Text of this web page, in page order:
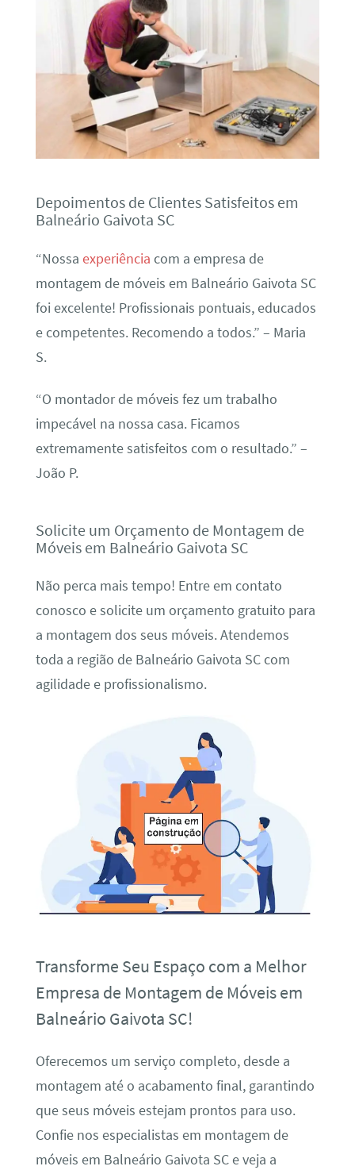
Depoimentos de Clientes Satisfeitos em
Balneário Gaivota SC
“Nossa experiência com a empresa de
montagem de móveis em Balneário Gaivota SC
foi excelente! Profissionais pontuais, educados
e competentes. Recomendo a todos.” – Maria
S.
“O montador de móveis fez um trabalho
impecável na nossa casa. Ficamos
extremamente satisfeitos com o resultado.” –
João P.
Solicite um Orçamento de Montagem de
Móveis em Balneário Gaivota SC
Não perca mais tempo! Entre em contato
conosco e solicite um orçamento gratuito para
a montagem dos seus móveis. Atendemos
toda a região de Balneário Gaivota SC com
agilidade e profissionalismo.
Transforme Seu Espaço com a Melhor
Empresa de Montagem de Móveis em
Balneário Gaivota SC!
Oferecemos um serviço completo, desde a
montagem até o acabamento final, garantindo
que seus móveis estejam prontos para uso.
Confie nos especialistas em montagem de
móveis em Balneário Gaivota SC e veja a